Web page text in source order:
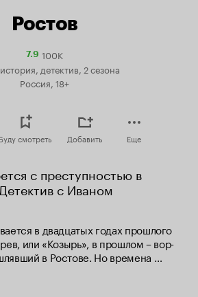
Ростов
7.9Рейтинг
Кинопоиска
7.9
100K
детектив, 2 сезона
Россия, 18+
Буду смотреть Добавить Еще
с преступностью в
с Иваном
в двадцатых годах прошлого
или «Козырь», в прошлом – вор-
в Ростове. Но времена
принял новую власть и
«навести порядок». Его